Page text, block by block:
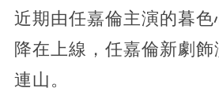
近期由任嘉倫主演的暮
降在上線，任嘉倫新劇
連山。